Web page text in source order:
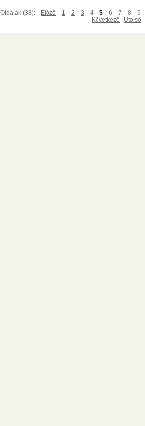
Oldalak (38): Előző 1 2 3 4 5 6 7 8
9
Következő
Utolsó